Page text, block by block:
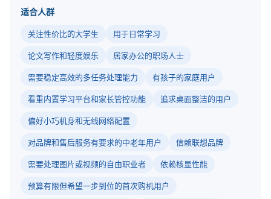
适合人群
关注性价比的大学生 用于日常学习
论文写作和轻度娱乐 居家办公的职场人士
需要稳定高效的多任务处理能力 有孩子的家庭用户
看重内置学习平台和家长管控功能 追求桌面整洁的用户
偏好小巧机身和无线网络配置
对品牌和售后服务有要求的中老年用户 信赖联想品牌
需要处理图片或视频的自由职业者 依赖核显性能
预算有限但希望一步到位的首次购机用户